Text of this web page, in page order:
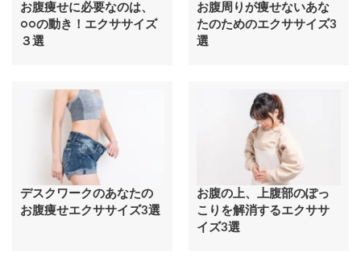
お腹痩せに必要なのは、
○○の動き！エクササイズ
３選
お腹周りが痩せないあな
たのためのエクササイズ3
選
デスクワークのあなたの
お腹痩せエクササイズ3選
お腹の上、上腹部のぽっ
こりを解消するエクササ
イズ3選